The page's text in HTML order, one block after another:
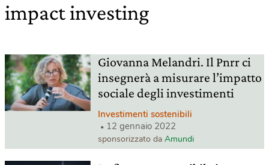
impact investing
Giovanna Melandri. Il Pnrr ci
insegnerà a misurare l’impatto
sociale degli investimenti
Investimenti sostenibili
12 gennaio 2022
sponsorizzato da Amundi